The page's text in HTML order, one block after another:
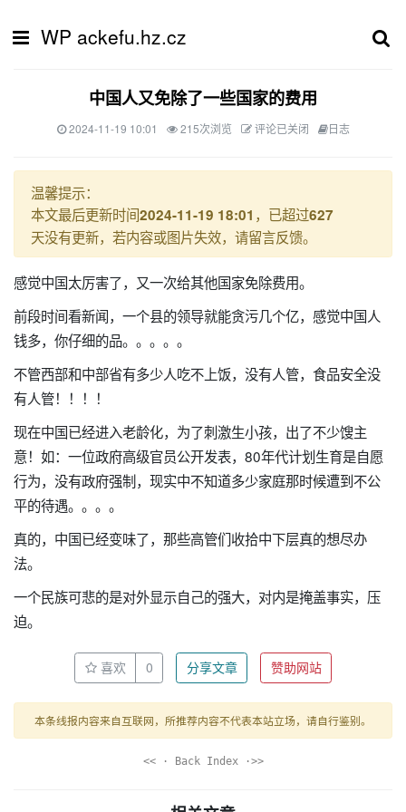
WP ackefu.hz.cz
中国人又免除了一些国家的费用
2024-11-19 10:01 215次浏览 评论已关闭 日志
温馨提示：
本文最后更新时间2024-11-19 18:01 ，已超过627
天没有更新，若内容或图片失效，请留言反馈。
感觉中国太厉害了，又一次给其他国家免除费用。
前段时间看新闻，一个县的领导就能贪污几个亿，感觉中国人
钱多，你仔细的品。。。。。
不管西部和中部省有多少人吃不上饭，没有人管，食品安全没
有人管！！！！
现在中国已经进入老龄化，为了刺激生小孩，出了不少馊主
意！如：一位政府高级官员公开发表，80年代计划生育是自愿
行为，没有政府强制，现实中不知道多少家庭那时候遭到不公
平的待遇。。。。
真的，中国已经变味了，那些高管们收拾中下层真的想尽办
法。
一个民族可悲的是对外显示自己的强大，对内是掩盖事实，压
迫。
喜欢 0 分享文章 赞助网站
本条线报内容来自互联网，所推荐内容不代表本站立场，请自行鉴别。
<< · Back Index ·>>